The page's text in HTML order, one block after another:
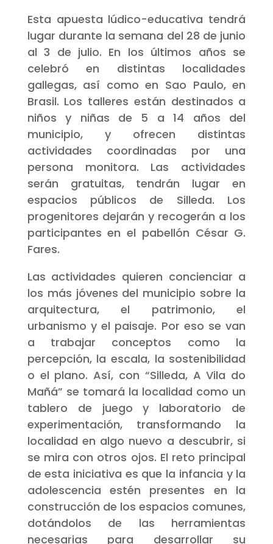
Esta apuesta lúdico-educativa tendrá
lugar durante la semana del 28 de junio
al 3 de julio. En los últimos años se
celebró en distintas localidades
gallegas, así como en Sao Paulo, en
Brasil. Los talleres están destinados a
niños y niñas de 5 a 14 años del
municipio, y ofrecen distintas
actividades coordinadas por una
persona monitora. Las actividades
serán gratuitas, tendrán lugar en
espacios públicos de Silleda. Los
progenitores dejarán y recogerán a los
participantes en el pabellón César G.
Fares.
Las actividades quieren concienciar a
los más jóvenes del municipio sobre la
arquitectura, el patrimonio, el
urbanismo y el paisaje. Por eso se van
a trabajar conceptos como la
percepción, la escala, la sostenibilidad
o el plano. Así, con “Silleda, A Vila do
Mañá” se tomará la localidad como un
tablero de juego y laboratorio de
experimentación, transformando la
localidad en algo nuevo a descubrir, si
se mira con otros ojos. El reto principal
de esta iniciativa es que la infancia y la
adolescencia estén presentes en la
construcción de los espacios comunes,
dotándolos de las herramientas
necesarias para desarrollar su